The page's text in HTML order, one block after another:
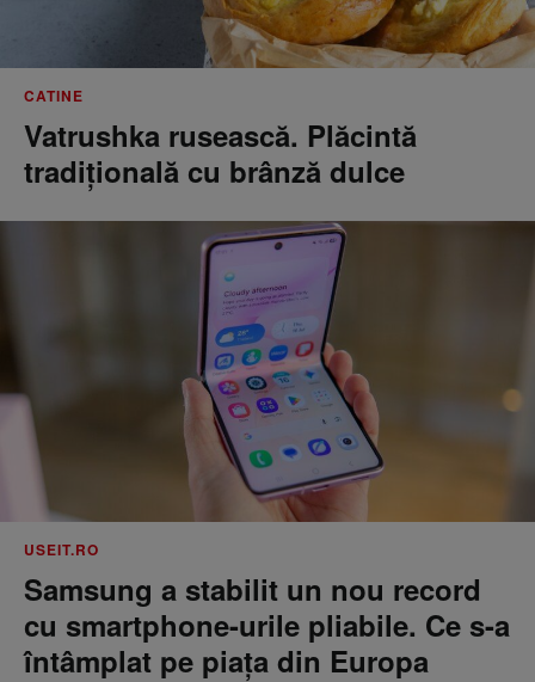
CATINE
Vatrushka rusească. Plăcintă
tradițională cu brânză dulce
USEIT.RO
Samsung a stabilit un nou record
cu smartphone-urile pliabile. Ce s-a
întâmplat pe piața din Europa